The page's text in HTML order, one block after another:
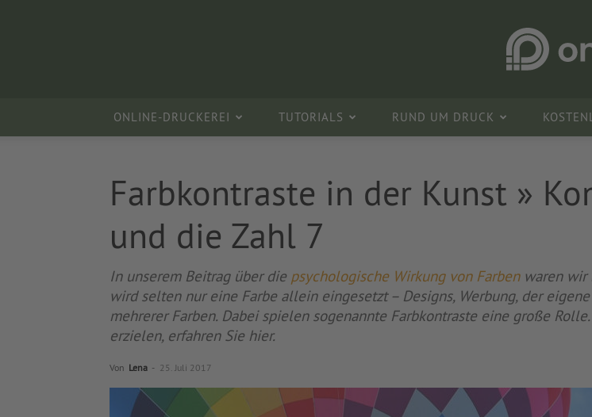
ONLINE-DRUCKEREI TUTORIALS RUND UM DRUCK
Farbkontraste in der Kunst »
und die Zahl 7
In unserem Beitrag über die psychologische Wirkung von Farbenwaren wir
wird selten nur eine Farbe allein eingesetzt – Designs, Werbung, der
mehrerer Farben. Dabei spielen sogenannte Farbkontraste eine große
erzielen, erfahren Sie hier.
Von Lena - 25. Juli 2017